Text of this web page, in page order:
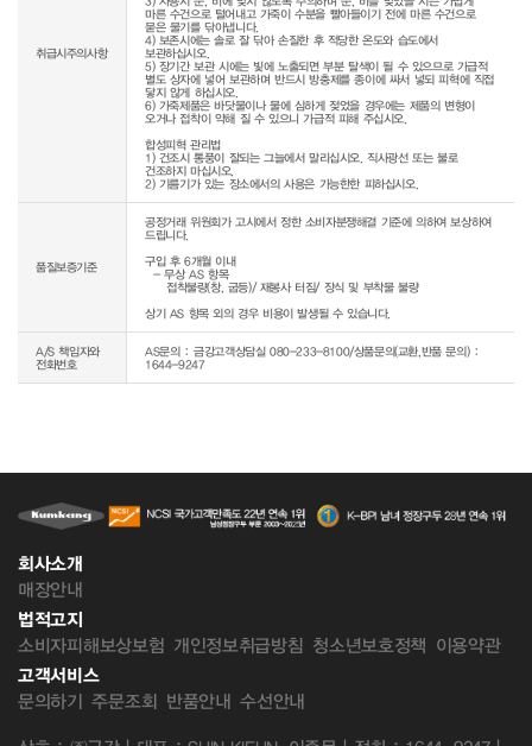
취급시주의사항
마른 수건으로 털어내고 가죽이 수분을 빨아들이기 전에 마른 수건으로
묻은 물기를 닦아냅니다.
4) 보존시에는 솔로 잘 닦아 손질한 후 적당한 온도와 습도에서
보관하십시오.
5) 장기간 보관 시에는 빛에 노출되면 부분 탈색이 될 수 있으므로 가급적
별도 상자에 넣어 보관하며 반드시 방충제를 종이에 싸서 넣되 피혁에 직접
닿지 않게 하십시오.
6) 가죽제품은 바닷물이나 물에 심하게 젖었을 경우에는 제품의 변형이
오거나 접착이 약해 질 수 있으니 가급적 피해 주십시오.
합성피혁 관리법
1) 건조시 통풍이 잘되는 그늘에서 말리십시오. 직사광선 또는 불로
건조하지 마십시오.
2) 기름기가 있는 장소에서의 사용은 가능한한 피하십시오.
품질보증기준
공정거래 위원회가 고시에서 정한 소비자분쟁해결 기준에 의하여 보상하여
드립니다.
구입 후 6개월 이내
  - 무상 AS 항목
상기 AS 항목 외의 경우 비용이 발생될 수 있습니다.
A/S 책임자와
전화번호
AS문의 : 금강고객상담실 080-233-8100/상품문의(교환,반품 문의) :
1644-9247
회사소개
매장안내
법적고지
소비자피해보상보험 개인정보취급방침 청소년보호정책 이용약관
고객서비스
문의하기 주문조회 반품안내 수선안내